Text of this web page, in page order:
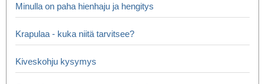
Minulla on paha hienhaju ja hengitys
Krapulaa - kuka niitä tarvitsee?
Kiveskohju kysymys